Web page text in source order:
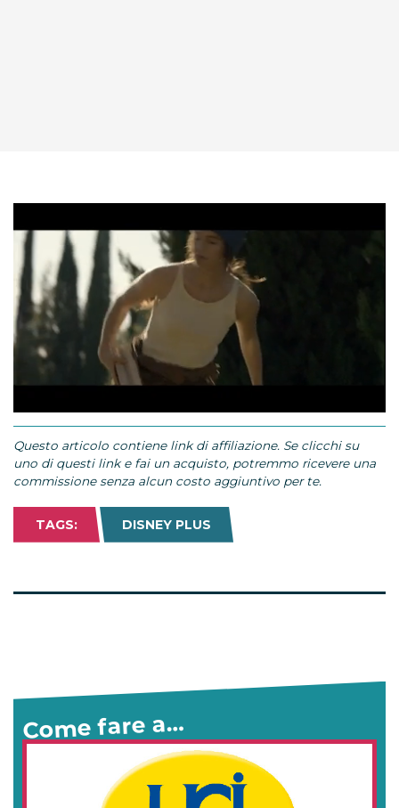
73.69%
Questo articolo contiene link di affiliazione. Se clicchi su
uno di questi link e fai un acquisto, potremmo ricevere una
commissione senza alcun costo aggiuntivo per te.
TAGS: DISNEY PLUS
Come fare a…